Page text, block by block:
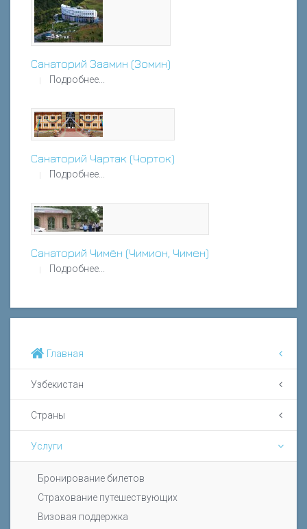
Санаторий Заамин (Зомин)
Подробнее...
Санаторий Чартак (Чорток)
Подробнее...
Санаторий Чимён (Чимион, Чимен)
Подробнее...
Главная
Узбекистан
Страны
Услуги
Бронирование билетов
Страхование путешествующих
Визовая поддержка